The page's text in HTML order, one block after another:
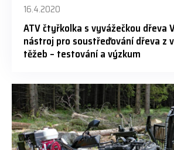
16.4.2020
ATV čtyřkolka s vyvážečkou dřeva
nástroj pro soustřeďování dřeva z
těžeb – testování a výzkum